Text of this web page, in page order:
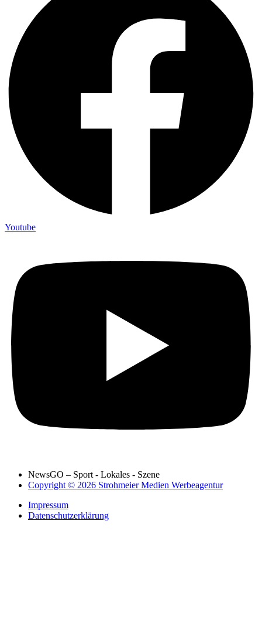
Youtube
NewsGO – Sport - Lokales - Szene
Copyright © 2026 Strohmeier Medien Werbeagentur
Impressum
Datenschutzerklärung